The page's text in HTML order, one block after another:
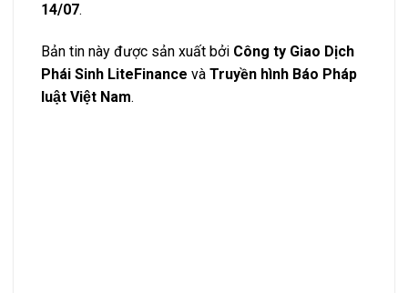
14/07.
Bản tin này được sản xuất bởi Công ty Giao Dịch
Phái Sinh LiteFinance và Truyền hình Báo Pháp
luật Việt Nam.